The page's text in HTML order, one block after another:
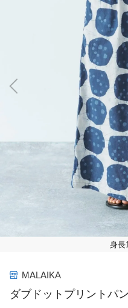
身長
MALAIKA
ダブドットプリントパ